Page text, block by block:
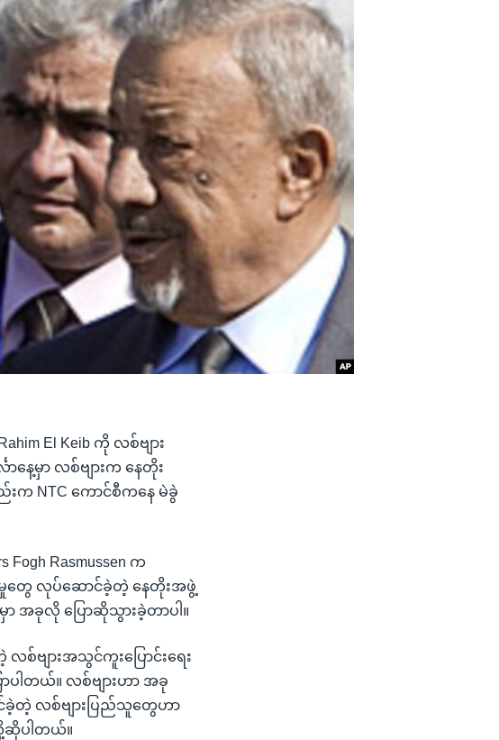
El Keib ကို လစ်ဗျား
နေ့မှာ လစ်ဗျားက နေတိုး
NTC ကောင်စီကနေ မဲခွဲ
Rasmussen က
မှုတွေ လုပ်ဆောင်ခဲ့တဲ့ နေတိုးအဖွဲ့
အခုလို ပြောဆိုသွားခဲ့တာပါ။
ဗျားအသွင်ကူးပြောင်းရေး
တယ်။ လစ်ဗျားဟာ အခု
ခဲ့တဲ့ လစ်ဗျားပြည်သူတွေဟာ
ဆိုပါတယ်။